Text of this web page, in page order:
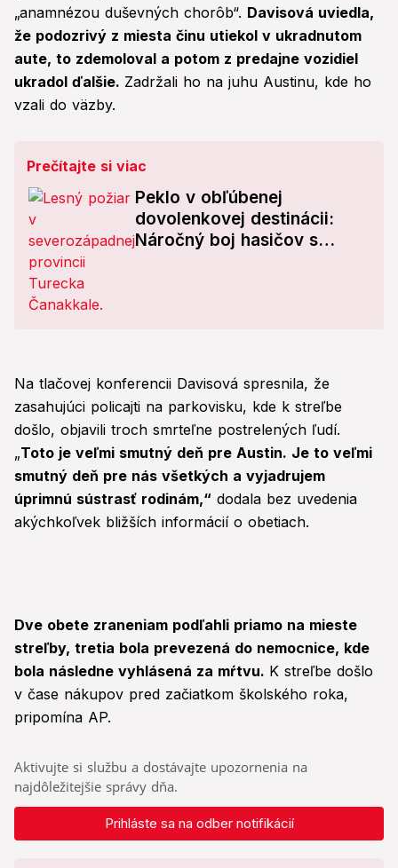
„anamnézou duševných chorôb“. Davisová uviedla,
že podozrivý z miesta činu utiekol v ukradnutom
aute, to zdemoloval a potom z predajne vozidiel
ukradol ďalšie. Zadržali ho na juhu Austinu, kde ho
vzali do väzby.
Prečítajte si viac
Peklo v obľúbenej
dovolenkovej destinácii:
Náročný boj hasičov s
Na tlačovej konferencii Davisová spresnila, že
zasahujúci policajti na parkovisku, kde k streľbe
došlo, objavili troch smrteľne postrelených ľudí.
„Toto je veľmi smutný deň pre Austin. Je to veľmi
smutný deň pre nás všetkých a vyjadrujem
úprimnú sústrasť rodinám,“ dodala bez uvedenia
akýchkoľvek bližších informácií o obetiach.
Dve obete zraneniam podľahli priamo na mieste
streľby, tretia bola prevezená do nemocnice, kde
bola následne vyhlásená za mŕtvu. K streľbe došlo
v čase nákupov pred začiatkom školského roka,
pripomína AP.
Aktivujte si službu a dostávajte upozornenia na
najdôležitejšie správy dňa.
Prihláste sa na odber notifikácií